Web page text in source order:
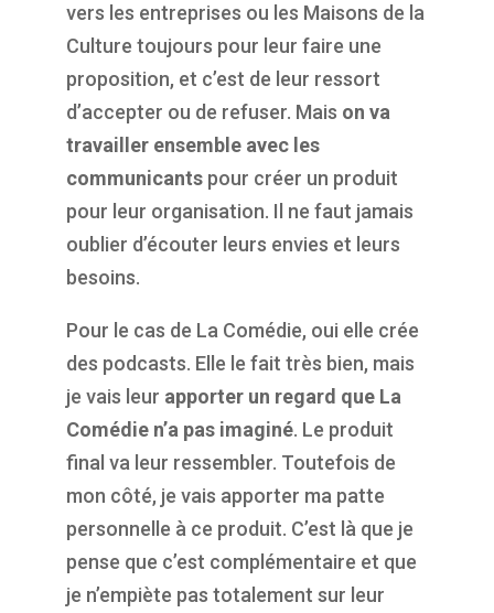
vers les entreprises ou les Maisons de la
Culture toujours pour leur faire une
proposition, et c’est de leur ressort
d’accepter ou de refuser. Mais on va
travailler ensemble avec les
communicantspour créer un produit
pour leur organisation. Il ne faut jamais
oublier d’écouter leurs envies et leurs
besoins.
Pour le cas de La Comédie, oui elle crée
des podcasts. Elle le fait très bien, mais
je vais leur apporter un regard que La
Comédie n’a pas imaginé. Le produit
final va leur ressembler. Toutefois de
mon côté, je vais apporter ma patte
personnelle à ce produit. C’est là que je
pense que c’est complémentaire et que
je n’empiète pas totalement sur leur